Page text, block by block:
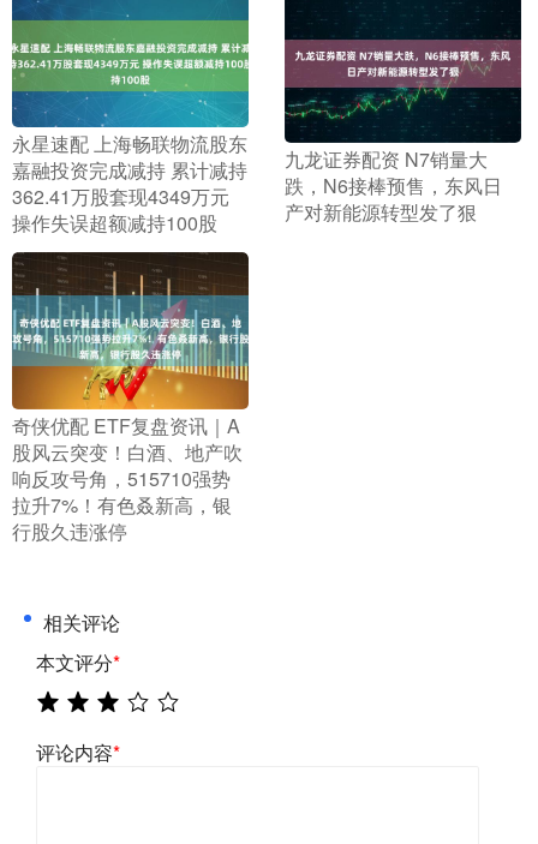
​永星速配 上海畅联物流股东
嘉融投资完成减持 累计减持
362.41万股套现4349万元
操作失误超额减持100股
​九龙证券配资 N7销量大
跌，N6接棒预售，东风日
产对新能源转型发了狠
​奇侠优配 ETF复盘资讯｜A
股风云突变！白酒、地产吹
响反攻号角，515710强势
拉升7%！有色叒新高，银
行股久违涨停
相关评论
本文评分*
评论内容*